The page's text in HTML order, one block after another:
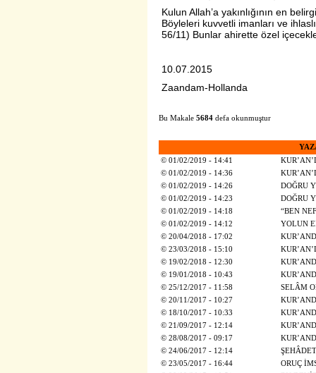
Kulun Allah’a yakınlığının en
Böyleleri kuvvetli imanları ve
56/11) Bunlar ahirette özel
10.07.2015
Zaandam-Hollanda
Bu Makale 5684defa okunmuştur
© 01/02/2019 - 14:41
© 01/02/2019 - 14:36
© 01/02/2019 - 14:26
DOĞRU
© 01/02/2019 - 14:23
DOĞRU
© 01/02/2019 - 14:18
“BEN
© 01/02/2019 - 14:12
YOLUN
© 20/04/2018 - 17:02
© 23/03/2018 - 15:10
© 19/02/2018 - 12:30
© 19/01/2018 - 10:43
© 25/12/2017 - 11:58
SELÂM
© 20/11/2017 - 10:27
© 18/10/2017 - 10:33
© 21/09/2017 - 12:14
© 28/08/2017 - 09:17
© 24/06/2017 - 12:14
© 23/05/2017 - 16:44
ORUÇ